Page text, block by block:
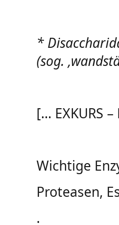
*
(sog.
[... EXKURS
Wichtige
Proteasen,
.